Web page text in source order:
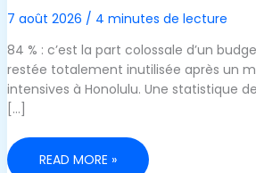
7 août 2026 / 4 minutes de lecture
84 % : c’est la part colossale d’un
restée totalement inutilisée après un
intensives à Honolulu. Une statistique
[…]
POURQUOI
READ MORE »